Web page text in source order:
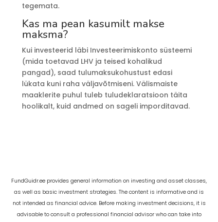
tegemata.
Kas ma pean kasumilt makse
maksma?
Kui investeerid läbi Investeerimiskonto süsteemi
(mida toetavad LHV ja teised kohalikud
pangad), saad tulumaksukohustust edasi
lükata kuni raha väljavõtmiseni. Välismaiste
maaklerite puhul tuleb tuludeklaratsioon täita
hoolikalt, kuid andmed on sageli imporditavad.
FundGuidr.ee provides general information on investing and asset classes,
as well as basic investment strategies. The content is informative and is
not intended as financial advice. Before making investment decisions, it is
advisable to consult a professional financial advisor who can take into